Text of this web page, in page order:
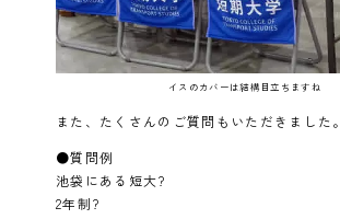
イスのカバーは結構目立ちますね
また、たくさんのご質問もいただきました。
●質問例
池袋にある短大?
2年制?